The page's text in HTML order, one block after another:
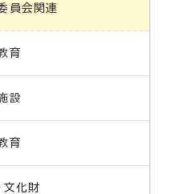
員会関連
育
設
育
文化財